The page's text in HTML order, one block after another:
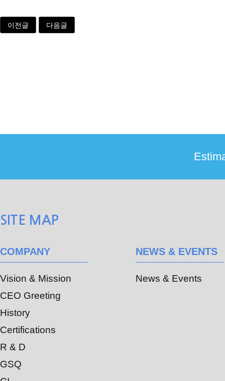
이전글 다음글
SITE MAP
COMPANY
Vision & Mission
CEO Greeting
History
Certifications
R & D
GSQ
NEWS & EVENTS
News & Events